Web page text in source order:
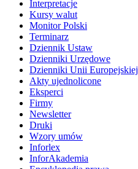
Interpretacje
Kursy walut
Monitor Polski
Terminarz
Dziennik Ustaw
Dzienniki Urzędowe
Dzienniki Unii Europejskiej
Akty ujednolicone
Eksperci
Firmy
Newsletter
Druki
Wzory umów
Inforlex
InforAkademia